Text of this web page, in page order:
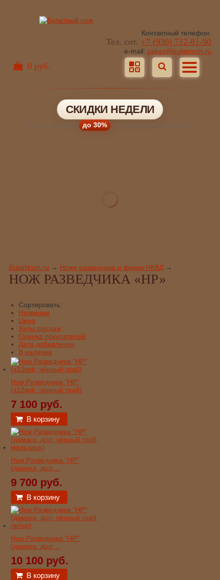
Контактный телефон:
Тел. сот. +7 (930) 712-81-90
e-mail: zakaz@bulatnozh.ru
0 руб.
СКИДКИ НЕДЕЛИ
Ножи со скидкой до 30% — количество ограничено
BulatNozh.ru → Ножи разведчика и финки НКВД →
НОЖ РАЗВЕДЧИКА «НР»
Сортировать:
Название
Цена
Хиты продаж
Оценка покупателей
Дата добавления
В наличии
Нож Разведчика "НР"
(х12мф; чёрный граб)
7 100 руб.
В корзину
Нож Разведчика "НР"
(дамаск, дол;...
9 700 руб.
В корзину
Нож Разведчика "НР"
(дамаск, дол;...
10 100 руб.
В корзину